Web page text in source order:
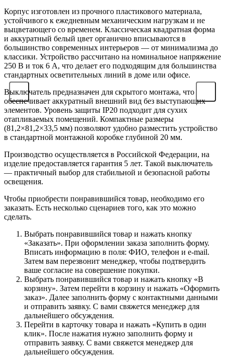
Корпус изготовлен из прочного пластикового материала,
устойчивого к ежедневным механическим нагрузкам и не
выцветающего со временем. Классическая квадратная форма
и аккуратный белый цвет органично вписываются в
большинство современных интерьеров — от минимализма до
классики. Устройство рассчитано на номинальное напряжение
250 В и ток 6 А, что делает его подходящим для большинства
стандартных осветительных линий в доме или офисе.
Выключатель предназначен для скрытого монтажа, что
обеспечивает аккуратный внешний вид без выступающих
элементов. Уровень защиты IP20 подходит для сухих
отапливаемых помещений. Компактные размеры
(81,2×81,2×33,5 мм) позволяют удобно разместить устройство
в стандартной монтажной коробке глубиной 20 мм.
Производство осуществляется в Российской Федерации, на
изделие предоставляется гарантия 5 лет. Такой выключатель
— практичный выбор для стабильной и безопасной работы
освещения.
Чтобы приобрести понравившийся товар, необходимо его
заказать. Есть несколько сценариев того, как это можно
сделать.
Выбрать понравившийся товар и нажать кнопку
«Заказать». При оформлении заказа заполнить форму.
Вписать информацию в поля: ФИО, телефон и e-mail.
Затем вам перезвонит менеджер, чтобы подтвердить
ваше согласие на совершение покупки.
Выбрать понравившийся товар и нажать кнопку «В
корзину». Затем перейти в корзину и нажать «Оформить
заказ». Далее заполнить форму с контактными данными
и отправить заявку. С вами свяжется менеджер для
дальнейшего обсуждения.
Перейти в карточку товара и нажать «Купить в один
клик». После нажатия нужно заполнить форму и
отправить заявку. С вами свяжется менеджер для
дальнейшего обсуждения.